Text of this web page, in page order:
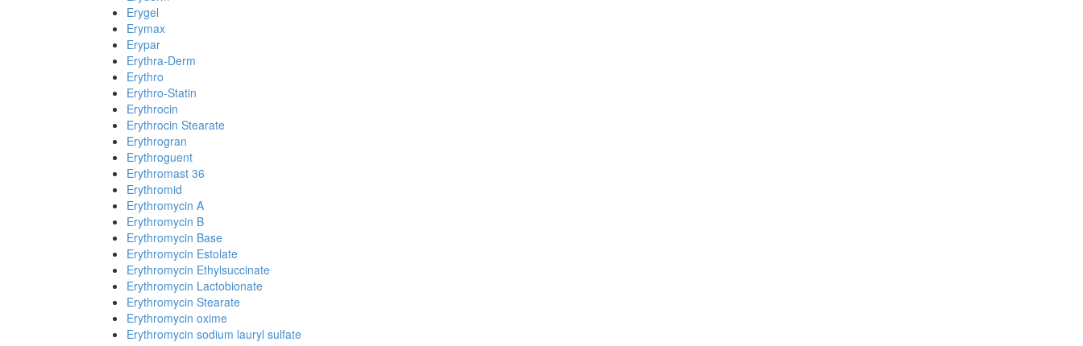
Erygel
Erymax
Erypar
Erythra-Derm
Erythro
Erythro-Statin
Erythrocin
Erythrocin Stearate
Erythrogran
Erythroguent
Erythromast 36
Erythromid
Erythromycin A
Erythromycin B
Erythromycin Base
Erythromycin Estolate
Erythromycin Ethylsuccinate
Erythromycin Lactobionate
Erythromycin Stearate
Erythromycin oxime
Erythromycin sodium lauryl sulfate